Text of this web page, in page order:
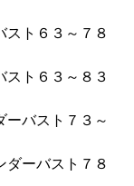
スト６３～７８
スト６３～８３
ーバスト７３～
ダーバスト７８